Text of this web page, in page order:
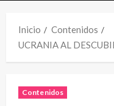
Inicio
Contenidos
UCRANIA AL
Contenidos